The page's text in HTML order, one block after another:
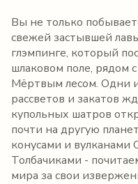
Вы не только
свежей застывшей
глэмпинге, который
шлаковом поле, рядом
Мёртвым лесом. Одни
рассветов и закатов
купольных шатров
почти на другую
конусами и
Толбачиками -
мира за свои